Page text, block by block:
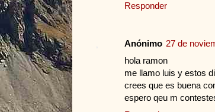
Responder
Anónimo 27 de
hola ramon
me llamo luis y estos
crees que es buena
espero qeu m